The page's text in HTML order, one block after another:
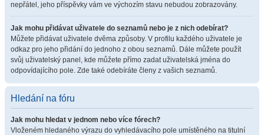
nepřátel, jeho příspěvky vám ve výchozím stavu nebudou zobrazovány.
Jak mohu přidávat uživatele do seznamů nebo je z nich odebírat?
Můžete přidávat uživatele dvěma způsoby. V profilu každého uživatele je
odkaz pro jeho přidání do jednoho z obou seznamů. Dále můžete použít
svůj uživatelský panel, kde můžete přímo zadat uživatelská jména do
odpovídajícího pole. Zde také odebíráte členy z vašich seznamů.
Hledání na fóru
Jak mohu hledat v jednom nebo více fórech?
Vloženém hledaného výrazu do vyhledávacího pole umístěného na titulní